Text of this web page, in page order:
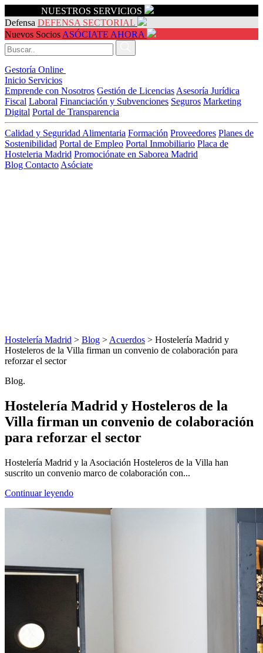
NUESTROS SERVICIOS
Defensa DEFENSA SECTORIAL
Nuevos Socios ASÓCIATE AHORA
Gestoría Online
Inicio Servicios
Emprende con Nosotros Gestión de Licencias Asesoría Jurídica
Fiscal Laboral Financiación y Subvenciones Seguros Marketing
Digital Portal de Transparencia
Calidad y Seguridad Alimentaria Formación Proveedores Planes de
Sostenibilidad Portal de Empleo Portal Inmobiliario Placa de
Hosteleria Madrid Promociónate en Saborea Madrid
Blog Contacto Asóciate
Hostelería Madrid > Blog > Acuerdos > Hostelería Madrid y
Hosteleros de la Villa firman un convenio de colaboración para
reforzar el sector
Blog.
Hostelería Madrid y Hosteleros de la
Villa firman un convenio de colaboración
para reforzar el sector
Hostelería Madrid y la Asociación Hosteleros de la Villa han
suscrito un convenio marco de colaboración con...
Continuar leyendo